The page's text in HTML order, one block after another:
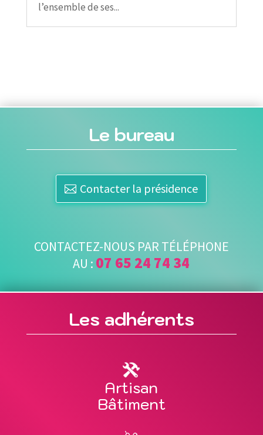
l’ensemble de ses...
Le bureau
Contacter la présidence
CONTACTEZ-NOUS PAR TÉLÉPHONE
AU : 07 65 24 74 34
Les adhérents
Artisan
Bâtiment